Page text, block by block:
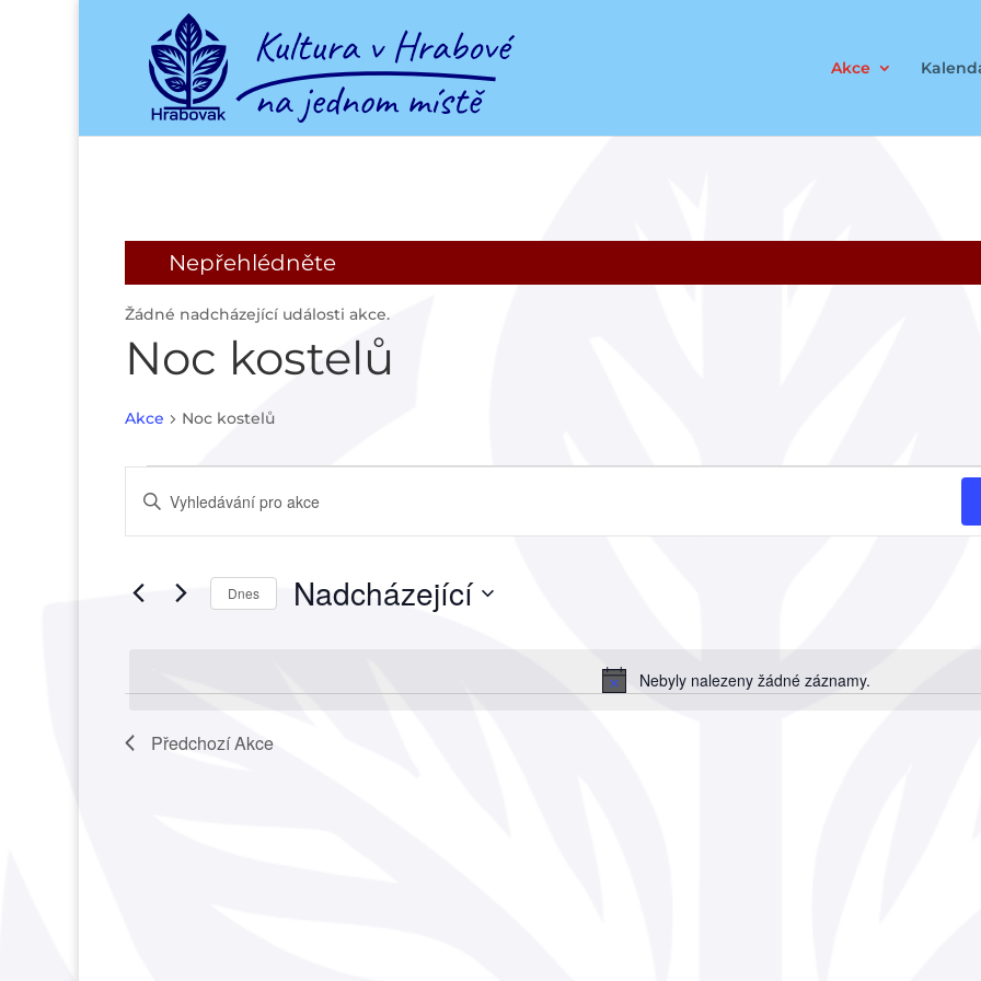
Akce
Nepřehlédněte
Žádné nadcházející události akce.
Noc kostelů
Akce Noc kostelů
Akce
Notice
Nebyly nalezeny žádné záznamy.
pro
hledání
zobrazení
Enter
Keyword.
Search
Akce
Dnes Nadcházející
PředchozíAkce